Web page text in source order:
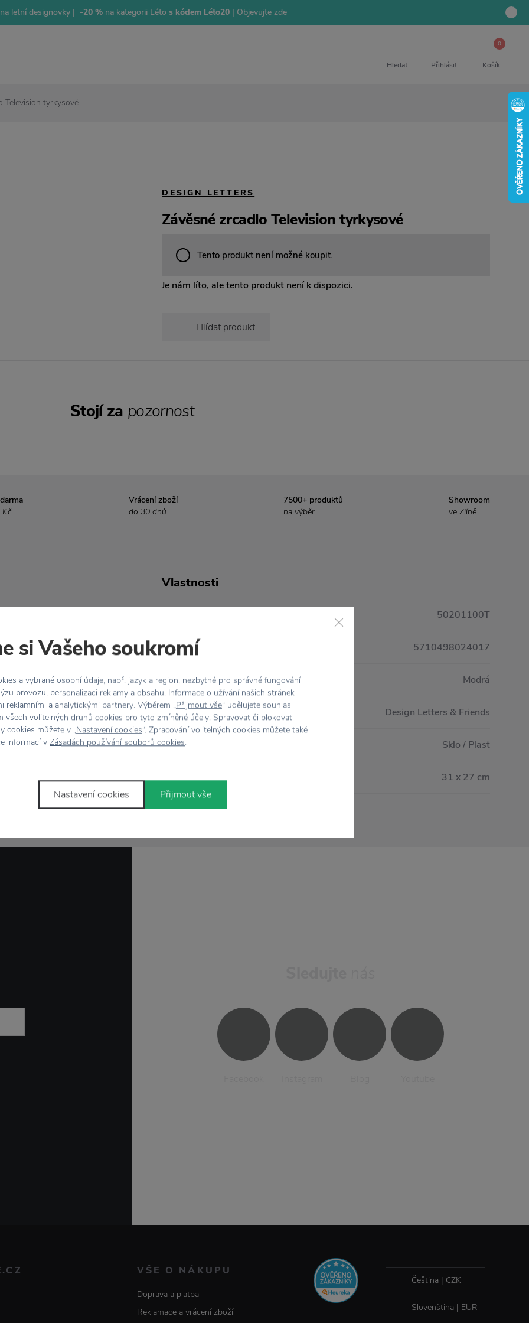
letní designovky | -20 %na kategorii Létos kódem Léto20 | Objevujte zde
Hledat Přihlásit
0
Košík
Television tyrkysové
DESIGN LETTERS
Závěsné zrcadlo Television tyrkysové
Tento produkt není možné koupit.
Je nám líto, ale tento produkt není k dispozici.
Hlídat produkt
Vrácení zboží
do 30 dnů
7500+ produktů
na výběr
Showroom
ve Zlíně
v televizi si možná
od dánské designové
plastu
nebo vintage televizi.
se stane
kterou je opatřeno.
Vlastnosti
50201100T
EAN 5710498024017
Barva Modrá
Designér Design Letters & Friends
Materiál Sklo / Plast
Rozměr 31 x 27 cm
Stojí za pozornost
VŠE O NÁKUPU
Doprava a platba
Reklamace a vrácení zboží
Čeština | CZK
Slovenština | EUR
si Vašeho soukromí
a vybrané osobní údaje, např. jazyk a region, nezbytné pro správné fungování
provozu, personalizaci reklamy a obsahu. Informace o užívání našich stránek
reklamními a analytickými partnery. Výběrem „Přijmout vše“ udělujete souhlas
všech volitelných druhů cookies pro tyto zmíněné účely. Spravovat či blokovat
cookies můžete v „Nastavení cookies“. Zpracování volitelných cookies můžete také
informací v Zásadách používání souborů cookies.
Nastavení cookies Přijmout vše